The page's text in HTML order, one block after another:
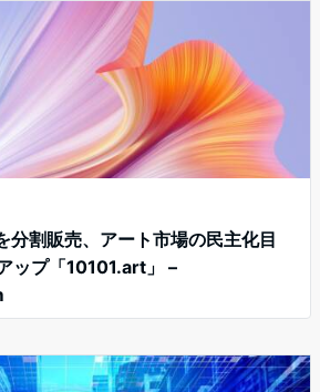
分割販売、アート市場の民主化目
ップ「10101.art」 –